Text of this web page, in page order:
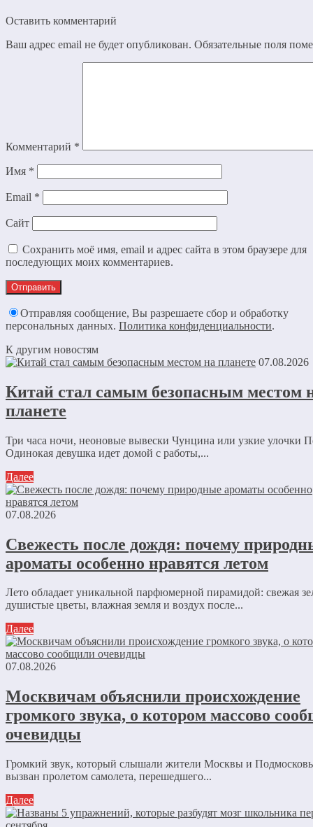
Оставить комментарий
Ваш адрес email не будет опубликован. Обязательные поля
Комментарий *
Имя *
Email *
Сайт
Сохранить моё имя, email и адрес сайта в этом браузере для
последующих моих комментариев.
Отправляя сообщение, Вы разрешаете сбор и обработку
персональных данных. Политика конфиденциальности.
К другим новостям
07.08.2026
Китай стал самым безопасным местом
планете
Три часа ночи, неоновые вывески Чунцина или узкие улочки
Одинокая девушка идет домой с работы,...
Далее
07.08.2026
Свежесть после дождя: почему
ароматы особенно нравятся летом
Лето обладает уникальной парфюмерной пирамидой: свежая
душистые цветы, влажная земля и воздух после...
Далее
07.08.2026
Москвичам объяснили происхождение
громкого звука, о котором массово
очевидцы
Громкий звук, который слышали жители Москвы и
вызван пролетом самолета, перешедшего...
Далее